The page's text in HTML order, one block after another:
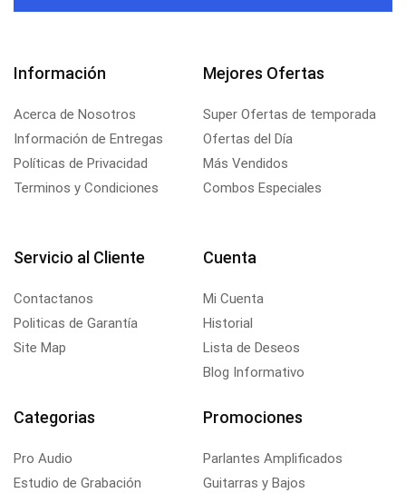
Información
Acerca de Nosotros
Información de Entregas
Políticas de Privacidad
Terminos y Condiciones
Mejores Ofertas
Super Ofertas de temporada
Ofertas del Día
Más Vendidos
Combos Especiales
Servicio al Cliente
Contactanos
Politicas de Garantía
Site Map
Cuenta
Mi Cuenta
Historial
Lista de Deseos
Blog Informativo
Categorias
Pro Audio
Estudio de Grabación
Promociones
Parlantes Amplificados
Guitarras y Bajos